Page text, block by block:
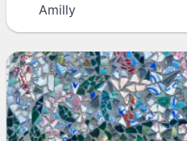
Amilly